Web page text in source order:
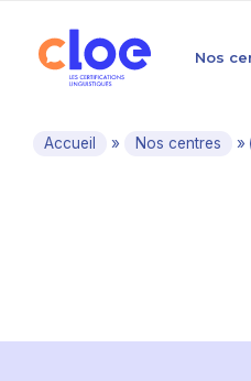
Nos
Accueil » Nos centres »